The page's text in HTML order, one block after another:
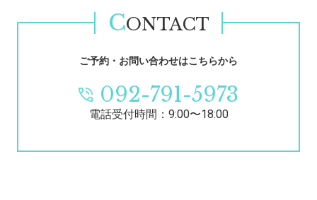
CONTACT
ご予約・お問い合わせはこちらから
092-791-5973
電話受付時間：9:00〜18:00